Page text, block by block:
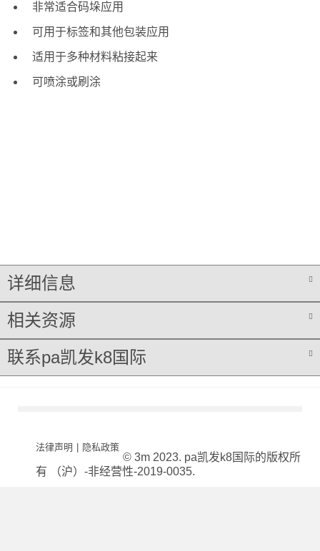
非常适合码垛应用
可用于标签和其他包装应用
适用于多种材料粘接起来
可喷涂或刷涂
详细信息
相关资源
联系pa凯发k8国际
法律声明 | 隐私政策
© 3m 2023. pa凯发k8国际的版权所
有 （沪）-非经营性-2019-0035.